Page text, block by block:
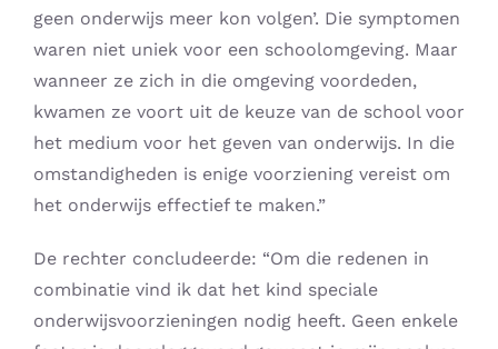
geen onderwijs meer kon volgen’. Die symptomen
waren niet uniek voor een schoolomgeving. Maar
wanneer ze zich in die omgeving voordeden,
kwamen ze voort uit de keuze van de school voor
het medium voor het geven van onderwijs. In die
omstandigheden is enige voorziening vereist om
het onderwijs effectief te maken.”
De rechter concludeerde: “Om die redenen in
combinatie vind ik dat het kind speciale
onderwijsvoorzieningen nodig heeft. Geen enkele